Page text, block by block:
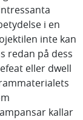
i en
inte kan
redan på dess
eller dwell
kallar